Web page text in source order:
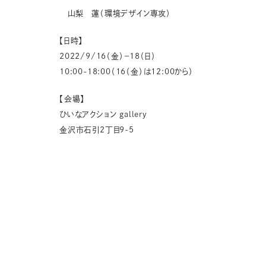
山梨 蓮（環境デザイン専攻）
【日時】
2022/9/16（金）－18（日）
10:00-18:00（16（金）は12:00から）
【会場】
ひいなアクション gallery
金沢市石引2丁目9-5